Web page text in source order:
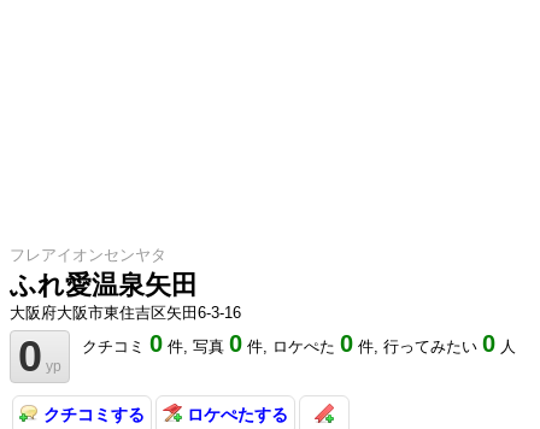
フレアイオンセンヤタ
ふれ愛温泉矢田
大阪府大阪市東住吉区矢田6-3-16
0 yp
クチコミ 0 件, 写真 0 件, ロケぺた 0 件, 行ってみたい 0 人
クチコミする ロケぺたする